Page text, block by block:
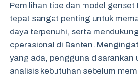
Pemilihan tipe dan model genset
tepat sangat penting untuk
daya terpenuhi, serta
operasional di Banten.
yang ada, pengguna disarankan
analisis kebutuhan sebelum